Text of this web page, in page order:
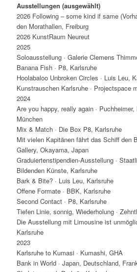
Ausstellungen (ausgewählt)
2026 Following – some kind if same
den Morathallen, Freiburg
2026 KunstRaum Neureut
2025
Soloausstellung · Galerie Clemens
Banana Fish · P8, Karlsruhe
Hoolabaloo Unbroken Circles · Luis Leu,
Kunstrauschen Karlsruhe · Projectspace
2024
Are you happy, really again ·
München
Mix & Match · Die Box P8, Karlsruhe
Mit vielen Kapitänen fährt das Schiff den
Gallery, Okayama, Japan
Graduiertenstipendien-Ausstellung ·
Bildenden Künste, Karlsruhe
Bark & Bite? · Luis Leu, Karlsruhe
Offene Formate · BBK, Karlsruhe
Second Contact · P8, Karlsruhe
Tiefen Linie, sonnig, Wiederholung ·
Die Ausstellung mit Limousine ist
Karlsruhe
2023
Karlsruhe to Kumasi · Kumashi, GHA
Bank in World · Japan, Deutschland,